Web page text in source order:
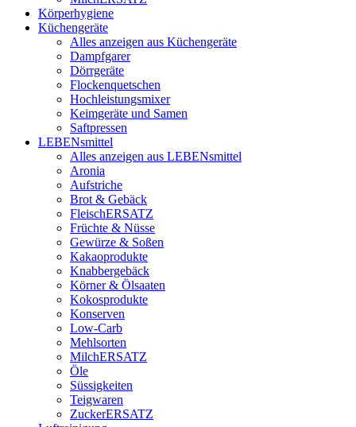
Körperhygiene
Küchengeräte
Alles anzeigen aus Küchengeräte
Dampfgarer
Dörrgeräte
Flockenquetschen
Hochleistungsmixer
Keimgeräte und Samen
Saftpressen
LEBENsmittel
Alles anzeigen aus LEBENsmittel
Aronia
Aufstriche
Brot & Gebäck
FleischERSATZ
Früchte & Nüsse
Gewürze & Soßen
Kakaoprodukte
Knabbergebäck
Körner & Ölsaaten
Kokosprodukte
Konserven
Low-Carb
Mehlsorten
MilchERSATZ
Öle
Süssigkeiten
Teigwaren
ZuckerERSATZ